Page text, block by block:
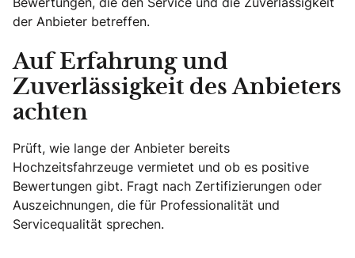
der Anbieter betreffen.
Auf Erfahrung und
Zuverlässigkeit des Anbieters
achten
Prüft, wie lange der Anbieter bereits
Hochzeitsfahrzeuge vermietet und ob es positive
Bewertungen gibt. Fragt nach Zertifizierungen oder
Auszeichnungen, die für Professionalität und
Servicequalität sprechen.